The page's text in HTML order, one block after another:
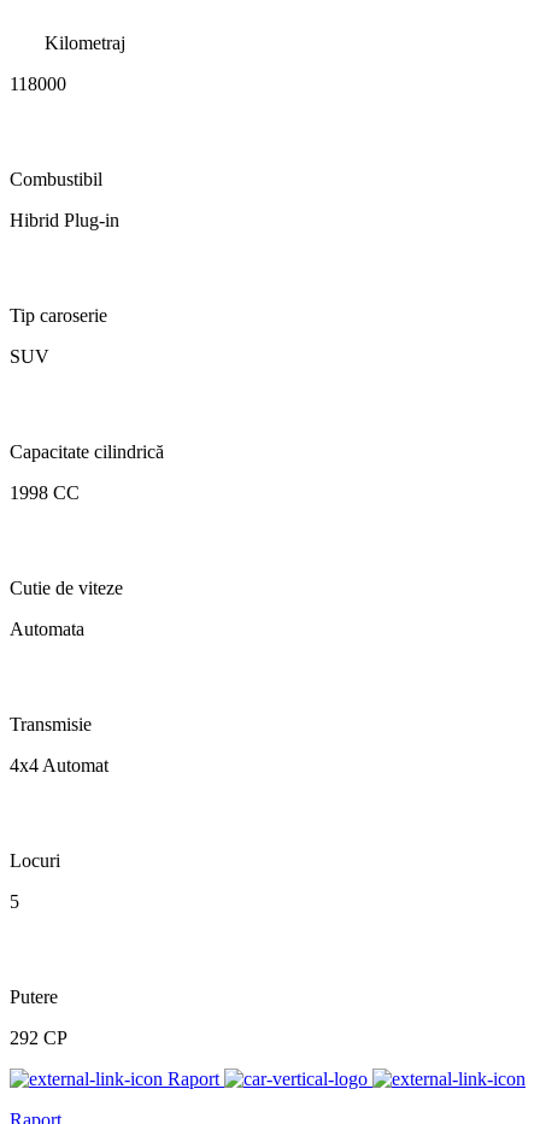
Kilometraj
118000
Combustibil
Hibrid Plug-in
Tip caroserie
SUV
Capacitate cilindrică
1998 CC
Cutie de viteze
Automata
Transmisie
4x4 Automat
Locuri
5
Putere
292 CP
Raport
Raport